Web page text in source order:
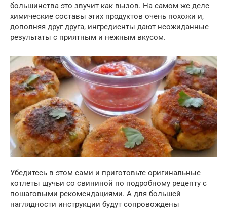
большинства это звучит как вызов. На самом же деле
химические составы этих продуктов очень похожи и,
дополняя друг друга, ингредиенты дают неожиданные
результаты с приятным и нежным вкусом.
Убедитесь в этом сами и приготовьте оригинальные
котлеты щучьи со свининой по подробному рецепту с
пошаговыми рекомендациями. А для большей
наглядности инструкции будут сопровождены